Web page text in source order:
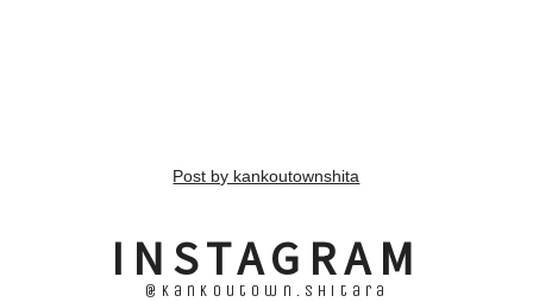
Post by kankoutownshita
INSTAGRAM
@kankoutown.shitara